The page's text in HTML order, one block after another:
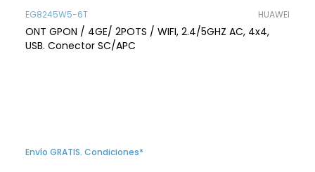
EG8245W5-6T HUAWEI
ONT GPON / 4GE/ 2POTS / WIFI, 2.4/5GHZ AC, 4x4,
USB. Conector SC/APC
Envío GRATIS. Condiciones*